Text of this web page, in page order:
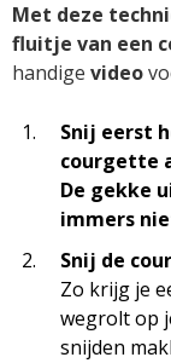
Met deze
fluitje van een
handige video
Snij eerst
courgette
De gekke
immers
Snij de
Zo krijg je
wegrolt op
snijden